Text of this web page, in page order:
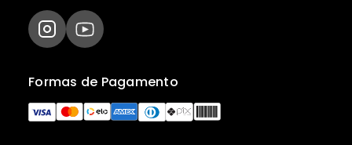
Formas de Pagamento